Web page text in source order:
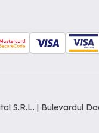
S.R.L. | Bulevardul